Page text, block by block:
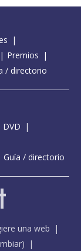
Premios
/ directorio
DVD
Guía / directorio
una web
)